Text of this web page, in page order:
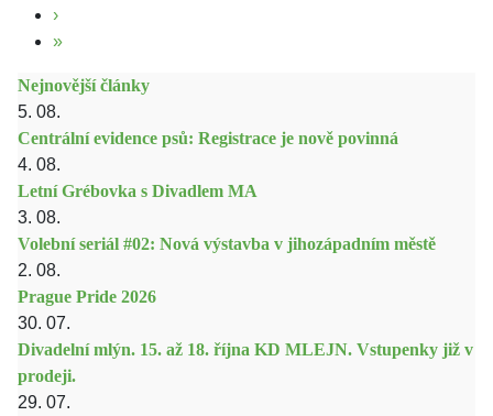
›
»
Nejnovější články
5. 08.
Centrální evidence psů: Registrace je nově povinná
4. 08.
Letní Grébovka s Divadlem MA
3. 08.
Volební seriál #02: Nová výstavba v jihozápadním městě
2. 08.
Prague Pride 2026
30. 07.
Divadelní mlýn. 15. až 18. října KD MLEJN. Vstupenky již v
prodeji.
29. 07.